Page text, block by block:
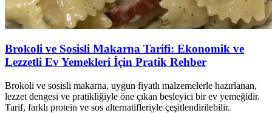
Brokoli ve Sosisli Makarna Tarifi: Ekonomik ve
Lezzetli Ev Yemekleri İçin Pratik Rehber
Brokoli ve sosisli makarna, uygun fiyatlı malzemelerle hazırlanan,
lezzet dengesi ve pratikliğiyle öne çıkan besleyici bir ev yemeğidir.
Tarif, farklı protein ve sos alternatifleriyle çeşitlendirilebilir.